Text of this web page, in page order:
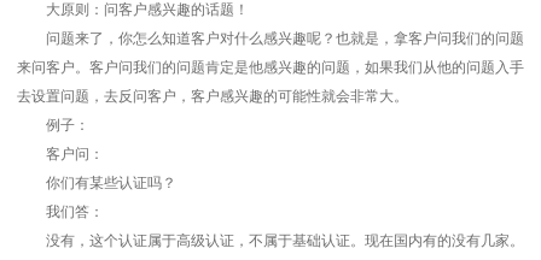
大原则：问客户感兴趣的话题！
问题来了，你怎么知道客户对什么感兴趣呢？也就是，拿客户问我们的问题
来问客户。客户问我们的问题肯定是他感兴趣的问题，如果我们从他的问题入手
去设置问题，去反问客户，客户感兴趣的可能性就会非常大。
例子：
客户问：
你们有某些认证吗？
我们答：
没有，这个认证属于高级认证，不属于基础认证。现在国内有的没有几家。